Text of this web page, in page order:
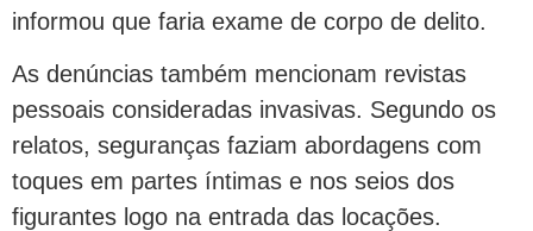
informou que faria exame de corpo de delito.
As denúncias também mencionam revistas
pessoais consideradas invasivas. Segundo os
relatos, seguranças faziam abordagens com
toques em partes íntimas e nos seios dos
figurantes logo na entrada das locações.